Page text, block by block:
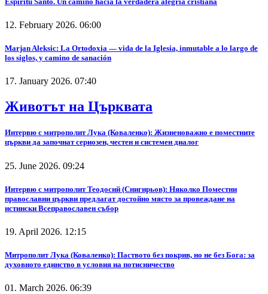
12. February 2026. 06:00
Marjan Aleksic: La Ortodoxia — vida de la Iglesia, inmutable a lo largo de
los siglos, y camino de sanación
17. January 2026. 07:40
Животът на Църквата
Интервю с митрополит Лука (Коваленко): Жизненоважно е поместните
църкви да започнат сериозен, честен и системен диалог
25. June 2026. 09:24
Интервю с митрополит Теодосий (Снигирьов): Няколко Поместни
православни църкви предлагат достойно място за провеждане на
истински Всеправославен събор
19. April 2026. 12:15
Митрополит Лука (Коваленко): Паството без покрив, но не без Бога: за
духовното единство в условия на потисничество
01. March 2026. 06:39